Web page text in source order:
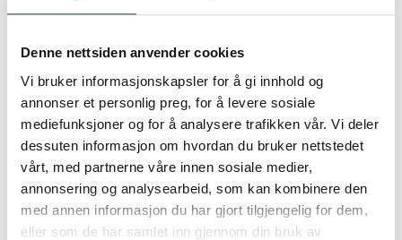
Denne nettsiden anvender cookies
Vi bruker informasjonskapsler for å gi innhold og
annonser et personlig preg, for å levere sosiale
mediefunksjoner og for å analysere trafikken vår. Vi deler
dessuten informasjon om hvordan du bruker nettstedet
vårt, med partnerne våre innen sosiale medier,
annonsering og analysearbeid, som kan kombinere den
med annen informasjon du har gjort tilgjengelig for dem,
eller som de har samlet inn gjennom din bruk av
The effort is well worth it – from the top, you are
rewarded with breathtaking panoramic views of